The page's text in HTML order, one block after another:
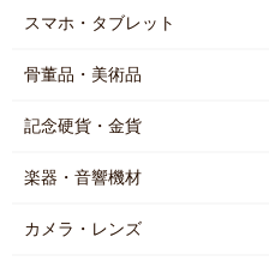
スマホ・タブレット
骨董品・美術品
記念硬貨・金貨
楽器・音響機材
カメラ・レンズ